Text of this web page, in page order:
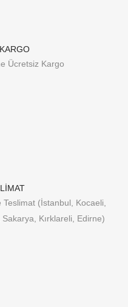
Ücretsiz Kargo
(İstanbul, Kocaeli,
Kırklareli, Edirne)